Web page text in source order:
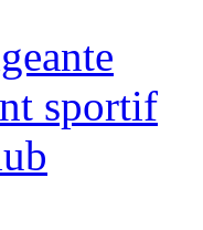
sportif